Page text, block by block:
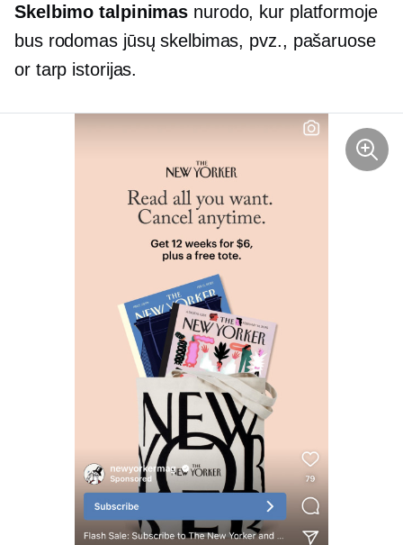
Skelbimo talpinimas nurodo, kur platformoje
bus rodomas jūsų skelbimas, pvz., pašaruose
or tarp istorijas.